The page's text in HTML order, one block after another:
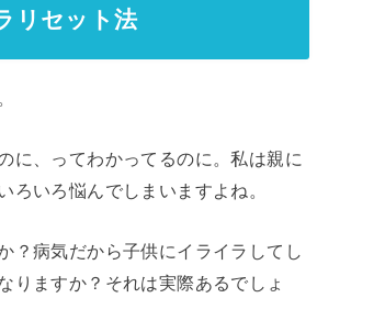
リセット法
に、ってわかってるのに。私は親に
いろ悩んでしまいますよね。
？病気だから子供にイライラしてし
りますか？それは実際あるでしょ